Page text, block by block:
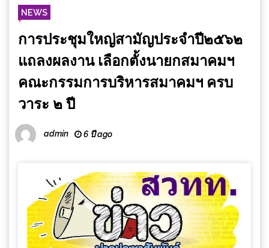
NEWS
การประชุมใหญ่สามัญประจำปี๒๕๖๒
แถลงผลงาน เลือกตั้งนายกสมาคมฯ
คณะกรรมการบริหารสมาคมฯ ครบ
วาระ ๒ ปี
admin 6 ปี ago